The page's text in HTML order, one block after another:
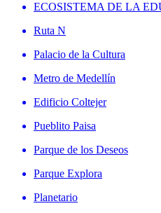
ECOSISTEMA DE LA
Ruta N
Palacio de la Cultura
Metro de Medellín
Edificio Coltejer
Pueblito Paisa
Parque de los Deseos
Parque Explora
Planetario